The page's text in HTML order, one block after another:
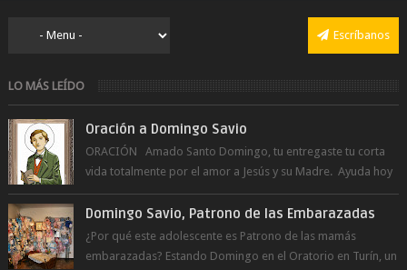
Escríbanos
LO MÁS LEÍDO
Oración a Domingo Savio
ORACIÓN Amado Santo Domingo, tu entregaste tu corta
vida totalmente por el amor a Jesús y su Madre. Ayuda hoy
a la juventud para ...
Domingo Savio, Patrono de las Embarazadas
¿Por qué este adolescente es Patrono de las mamás
embarazadas? Estando Domingo en el Oratorio en Turín, un